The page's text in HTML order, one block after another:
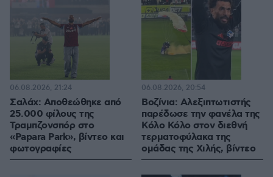
Σαλάχ: Αποθεώθηκε από
25.000 φίλους της
Τραμπζονσπόρ στο
«Papara Park», βίντεο και
φωτογραφίες
06.08.2026, 21:24
Βοζίνια: Αλεξιπτωτιστής
παρέδωσε την φανέλα της
Κόλο Κόλο στον διεθνή
τερματοφύλακα της
ομάδας της Χιλής, βίντεο
06.08.2026, 20:54